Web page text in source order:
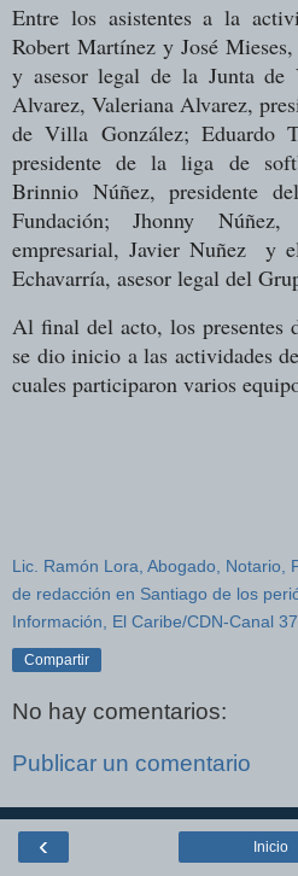
Entre los asistentes a la
Robert Martínez y José
y asesor legal de la Junta de
Alvarez, Valeriana Alvarez,
de Villa González; Eduardo
presidente de la liga de
Brinnio Núñez, presidente
Fundación; Jhonny Núñez,
empresarial, Javier Nuñez
y
Echavarría, asesor legal del
Al final del acto, los presentes
se dio inicio a las actividades
cuales participaron varios
Lic. Ramón Lora, Abogado, Notario,
de redacción en Santiago de los
Información, El Caribe/CDN-Canal
Compartir
No hay comentarios:
Publicar un comentario
‹ Inicio